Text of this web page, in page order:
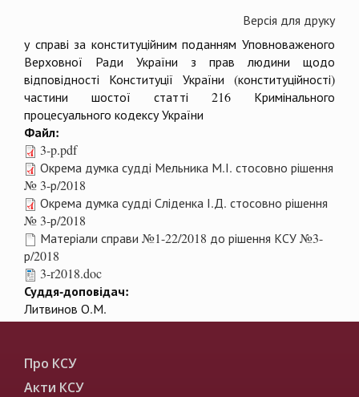
Версія для друку
у справі за конституційним поданням Уповноваженого
Верховної Ради України з прав людини щодо
відповідності Конституції України (конституційності)
частини шостої статті 216 Кримінального
процесуального кодексу України
Файл:
3-p.pdf
Окрема думка судді Мельника М.І. стосовно рішення
№ 3-р/2018
Окрема думка судді Сліденка І.Д. стосовно рішення
№ 3-р/2018
Матеріали справи №1-22/2018 до рішення КСУ №3-
р/2018
3-r2018.doc
Суддя-доповідач:
Литвинов О.М.
Про КСУ
Акти КСУ